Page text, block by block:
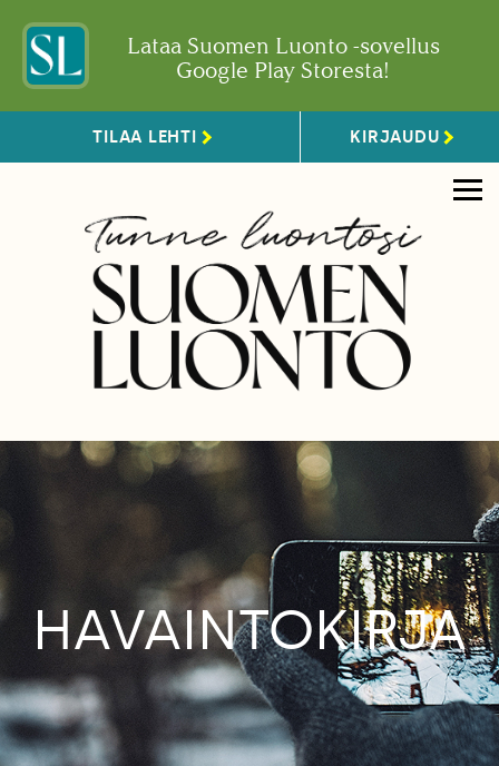
Lataa Suomen Luonto -sovellus
Google Play Storesta!
TILAA LEHTI KIRJAUDU
HAVAINTOKIRJA